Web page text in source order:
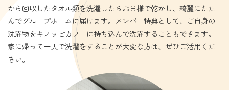
から回収したタオル類を洗濯したらお日様で乾かし、綺麗にたた
んでグループホームに届けます。メンバー特典として、ご自身の
洗濯物をキノッピカフェに持ち込んで洗濯することもできます。
家に帰って一人で洗濯をすることが大変な方は、ぜひご活用くだ
さい。